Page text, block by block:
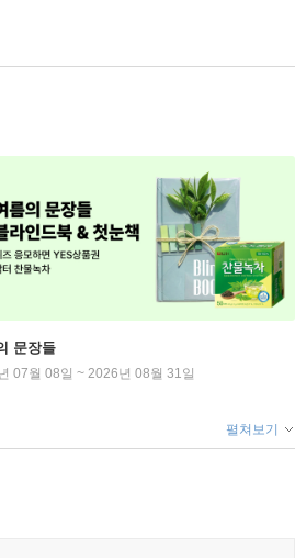
문장들
07월 08일 ~ 2026년 08월 31일
펼쳐보기